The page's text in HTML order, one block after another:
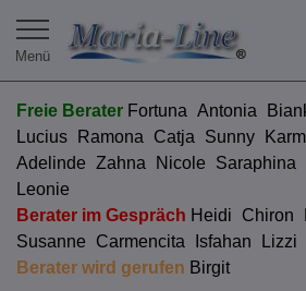
Freie Berater Fortuna Antonia
Lucius
Ramona Catja Sunny
Adelinde Zahna Nicole Saraphina
Leonie
Berater im Gespräch Heidi Chiron
Susanne
Carmencita Isfahan Lizzi
Berater wird gerufen Birgit